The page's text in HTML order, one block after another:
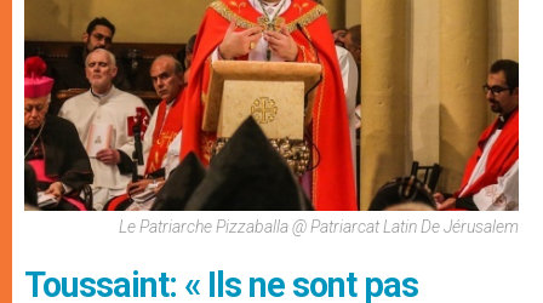
Le Patriarche Pizzaballa @ Patriarcat Latin De Jérusalem
Toussaint: « Ils ne sont pas